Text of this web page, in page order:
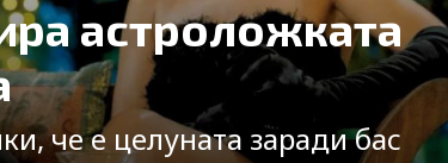
астроложката
че е целуната заради бас